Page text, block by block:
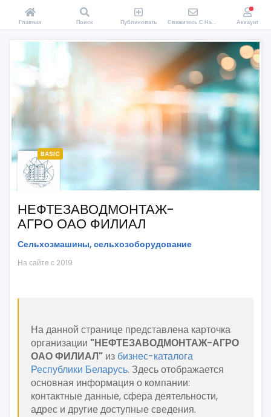
BASIC
НЕФТЕЗАВОДМОНТАЖ-
АГРО ОАО ФИЛИАЛ
Сельхозмашины, сельхозоборудование
На сайте с 2019
На данной странице представлена карточка
организации "НЕФТЕЗАВОДМОНТАЖ-АГРО
ОАО ФИЛИАЛ" из бизнес-каталога
Республики Беларусь. Здесь отображается
основная информация о компании:
контактные данные, сфера деятельности,
адрес и другие доступные сведения.
Главная Поиск Публиковать Свяжитесь С Нами Аккаунт